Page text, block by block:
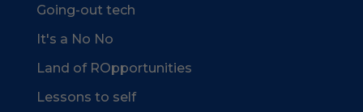
Going-out tech
It's a No No
Land of ROpportunities
Lessons to self